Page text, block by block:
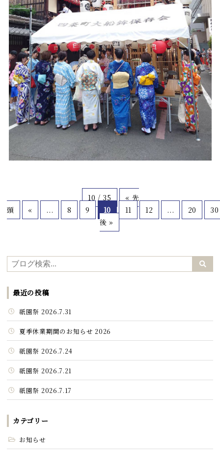
10 / 35
« 先
頭
« ... 8 9 10 11 12 ... 20
30
後 »
最近の投稿
祇園祭 2026.7.31
夏季休業期間のお知らせ 2026
祇園祭 2026.7.24
祇園祭 2026.7.21
祇園祭 2026.7.17
カテゴリー
お知らせ